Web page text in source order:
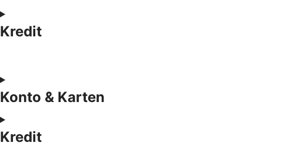
Kredit
Konto & Karten
Kredit